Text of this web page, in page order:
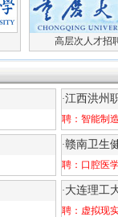
高层次人才招
·江西洪州
聘： 智能制
·赣南卫生
聘： 口腔医
·大连理工
聘： 虚拟现